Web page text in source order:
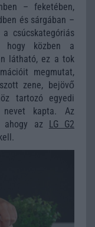
– feketében,
és sárgában –
csúcskategóriás
hogy közben a
látható, ez a tok
megmutat,
zene, bejövő
tartozó egyedi
nevet kapta. Az
ahogy az LG G2